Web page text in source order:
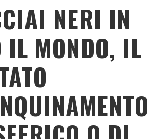
NERI IN
IL MONDO, IL